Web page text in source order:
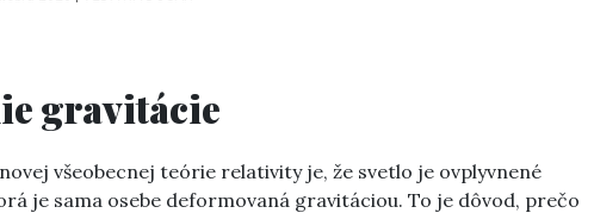
gravitácie
všeobecnej teórie relativity je, že svetlo je ovplyvnené
je sama osebe deformovaná gravitáciou. To je dôvod, prečo